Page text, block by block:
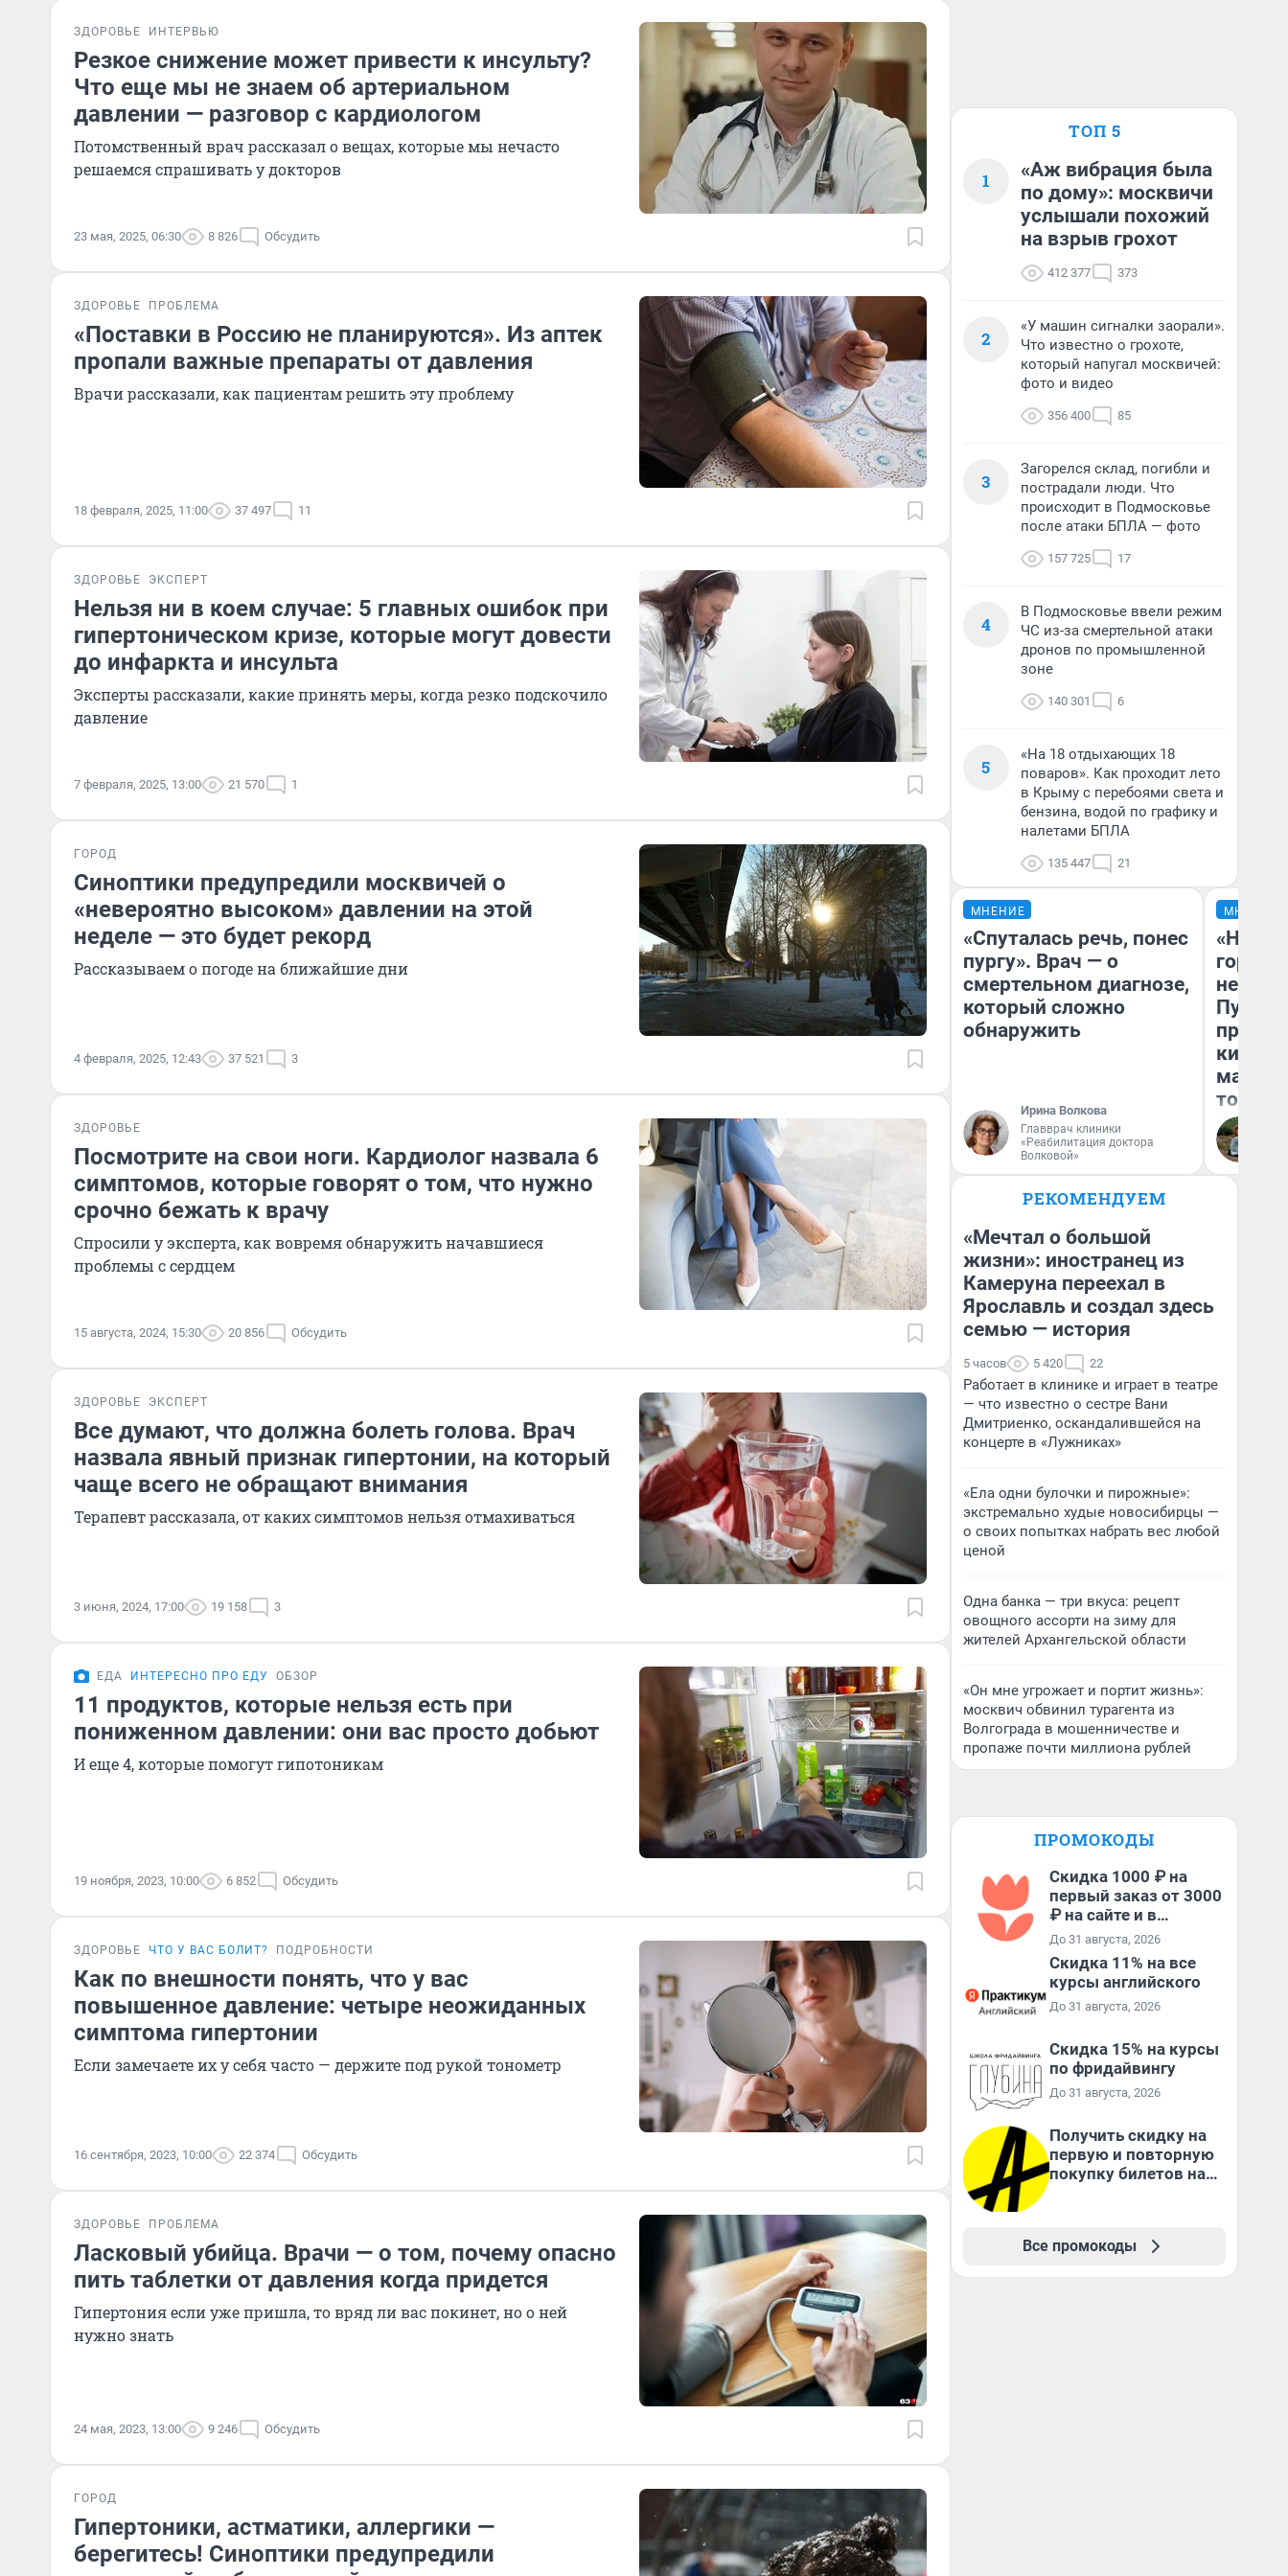
ЗДОРОВЬЕ ИНТЕРВЬЮ
Резкое снижение может привести к инсульту?
Что еще мы не знаем об артериальном
давлении — разговор с кардиологом
Потомственный врач рассказал о вещах, которые мы нечасто
решаемся спрашивать у докторов
23 мая, 2025, 06:30 8 826 Обсудить
ЗДОРОВЬЕ ПРОБЛЕМА
«Поставки в Россию не планируются». Из аптек
пропали важные препараты от давления
Врачи рассказали, как пациентам решить эту проблему
18 февраля, 2025, 11:00 37 497 11
ЗДОРОВЬЕ ЭКСПЕРТ
Нельзя ни в коем случае: 5 главных ошибок при
гипертоническом кризе, которые могут довести
до инфаркта и инсульта
Эксперты рассказали, какие принять меры, когда резко подскочило
давление
7 февраля, 2025, 13:00 21 570 1
ГОРОД
Синоптики предупредили москвичей о
«невероятно высоком» давлении на этой
неделе — это будет рекорд
Рассказываем о погоде на ближайшие дни
4 февраля, 2025, 12:43 37 521 3
ЗДОРОВЬЕ
Посмотрите на свои ноги. Кардиолог назвала 6
симптомов, которые говорят о том, что нужно
срочно бежать к врачу
Спросили у эксперта, как вовремя обнаружить начавшиеся
проблемы с сердцем
15 августа, 2024, 15:30 20 856 Обсудить
ЗДОРОВЬЕ ЭКСПЕРТ
Все думают, что должна болеть голова. Врач
назвала явный признак гипертонии, на который
чаще всего не обращают внимания
Терапевт рассказала, от каких симптомов нельзя отмахиваться
3 июня, 2024, 17:00 19 158 3
ЕДА ИНТЕРЕСНО ПРО ЕДУ ОБЗОР
11 продуктов, которые нельзя есть при
пониженном давлении: они вас просто добьют
И еще 4, которые помогут гипотоникам
19 ноября, 2023, 10:00 6 852 Обсудить
ЗДОРОВЬЕ ЧТО У ВАС БОЛИТ? ПОДРОБНОСТИ
Как по внешности понять, что у вас
повышенное давление: четыре неожиданных
симптома гипертонии
Если замечаете их у себя часто — держите под рукой тонометр
16 сентября, 2023, 10:00 22 374 Обсудить
ЗДОРОВЬЕ ПРОБЛЕМА
Ласковый убийца. Врачи — о том, почему опасно
пить таблетки от давления когда придется
Гипертония если уже пришла, то вряд ли вас покинет, но о ней
нужно знать
24 мая, 2023, 13:00 9 246 Обсудить
ГОРОД
Гипертоники, астматики, аллергики —
берегитесь! Синоптики предупредили
ТОП 5
1
«Аж вибрация была
по дому»: москвичи
услышали похожий
на взрыв грохот
412 377 373
2
«У машин сигналки заорали».
Что известно о грохоте,
который напугал москвичей:
фото и видео
356 400 85
3
Загорелся склад, погибли и
пострадали люди. Что
происходит в Подмосковье
после атаки БПЛА — фото
157 725 17
4
В Подмосковье ввели режим
ЧС из-за смертельной атаки
дронов по промышленной
зоне
140 301 6
5
«На 18 отдыхающих 18
поваров». Как проходит лето
в Крыму с перебоями света и
бензина, водой по графику и
налетами БПЛА
135 447 21
МНЕНИЕ
«Спуталась речь, понес
пургу». Врач — о
смертельном диагнозе,
который сложно
обнаружить
Ирина Волкова
Главврач клиники
«Реабилитация доктора
Волковой»
МНЕНИЕ
«Нет
того
РЕКОМЕНДУЕМ
«Мечтал о большой
жизни»: иностранец из
Камеруна переехал в
Ярославль и создал здесь
семью — история
5 часов 5 420 22
Работает в клинике и играет в театре
— что известно о сестре Вани
Дмитриенко, оскандалившейся на
концерте в «Лужниках»
«Ела одни булочки и пирожные»:
экстремально худые новосибирцы —
о своих попытках набрать вес любой
ценой
Одна банка — три вкуса: рецепт
овощного ассорти на зиму для
жителей Архангельской области
«Он мне угрожает и портит жизнь»:
москвич обвинил турагента из
Волгограда в мошенничестве и
пропаже почти миллиона рублей
ПРОМОКОДЫ
Скидка 1000 ₽ на
первый заказ от 3000
₽ на сайте и в
приложении
До 31 августа, 2026
Скидка 11% на все
курсы английского
До 31 августа, 2026
Скидка 15% на курсы
по фридайвингу
До 31 августа, 2026
Получить скидку на
первую и повторную
покупку билетов на
Все промокоды